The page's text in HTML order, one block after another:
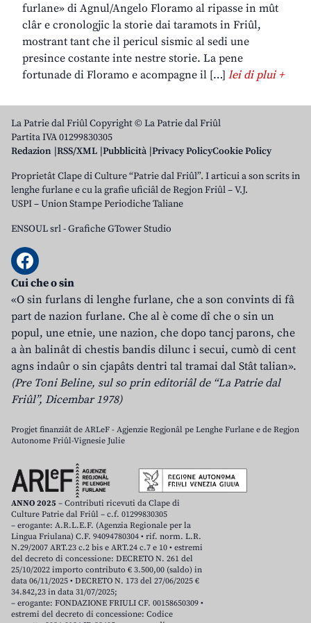
furlane» di Agnul/Angelo Floramo al ripasse in mût
clâr e cronologjic la storie dai taramots in Friûl,
mostrant tant che il pericul sismic al sedi une
presince costante inte nestre storie. La pene
fortunade di Floramo e acompagne il […] lei di plui +
La Patrie dal Friûl Copyright © La Patrie dal Friûl
Partita IVA 01299830305
Redazion RSS/XML Pubblicità Privacy PolicyCookie Policy
Proprietât Clape di Culture “Patrie dal Friûl”. I articui a son scrits in
lenghe furlane e cu la grafie uficiâl de Regjon Friûl – V.J.
USPI – Union Stampe Periodiche Taliane
ENSOUL srl-Grafiche GTower Studio
Cui che o sin
«O sin furlans di lenghe furlane, che a son convints di fâ
part de nazion furlane. Che al è come dî che o sin un
popul, une etnie, une nazion, che dopo tancj parons, che
a àn balinât di chestis bandis dilunc i secui, cumò di cent
agns indaûr o sin cjapâts dentri tal tramai dal Stât talian».
(Pre Toni Beline, sul so prin editoriâl de “La Patrie dal
Friûl”, Dicembar 1978)
Progjet finanziât de ARLeF - Agjenzie Regjonâl pe Lenghe Furlane e de Regjon
Autonome Friûl-Vignesie Julie
ANNO 2025 – Contributi ricevuti da Clape di
Culture Patrie dal Friûl – c.f. 01299830305
– erogante: A.R.L.E.F. (Agenzia Regionale per la
Lingua Friulana) C.F. 94094780304 • rif. norm. L.R.
N.29/2007 ART.23 c.2 bis e ART.24 c.7 e 10 • estremi
del decreto di concessione: DECRETO N. 261 del
25/10/2022 importo contributo € 3.500,00 (saldo) in
data 06/11/2025 • DECRETO N. 173 del 27/06/2025 €
34.842,23 in data 31/07/2025;
– erogante: FONDAZIONE FRIULI CF. 00158650309 •
estremi del decreto di concessione: Codice